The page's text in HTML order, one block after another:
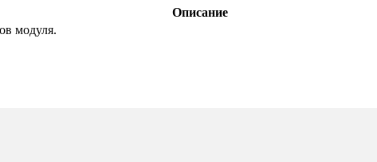
Описание
модуля.